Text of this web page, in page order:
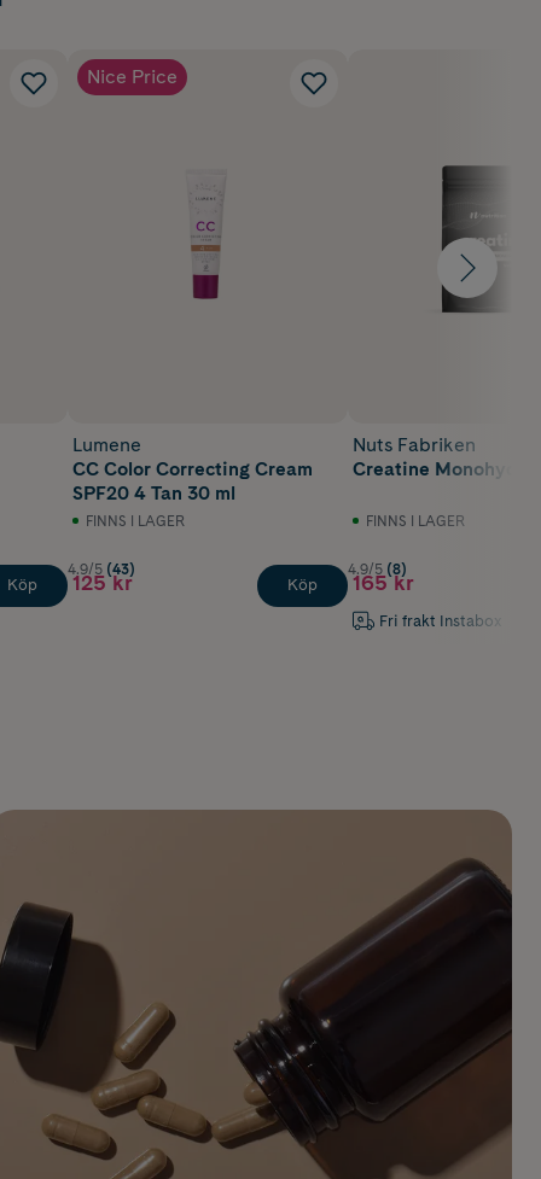
Köp
Nice Price
Lumene
CC Color Correcting Cream
SPF20 4 Tan 30 ml
FINNS I LAGER
4.9/5 (43)
125 kr Köp
Nuts Fabriken
Creatine
FINNS I LAGER
4.9/5 (8)
165 kr
Fri frakt Instabox